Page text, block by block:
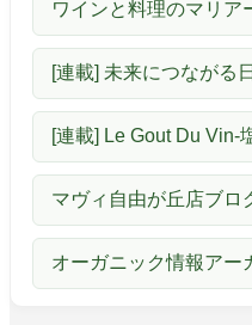
ワインと料理のマリア
[連載] 未来につながる
[連載] Le Gout Du Vin-
マヴィ自由が丘店ブロ
オーガニック情報アー